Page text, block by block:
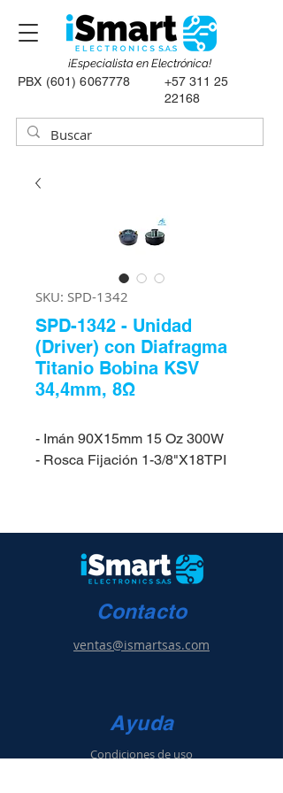
PBX (601) 6067778
+57 311 25
22168
¡Especialista en Electrónica!
SKU: SPD-1342
SPD-1342 - Unidad
(Driver) con Diafragma
Titanio Bobina KSV
34,4mm, 8Ω
- Imán 90X15mm 15 Oz 300W
- Rosca Fijación 1-3/8"X18TPI
Contacto
ventas@ismartsas.com
Ayuda
Condiciones de uso